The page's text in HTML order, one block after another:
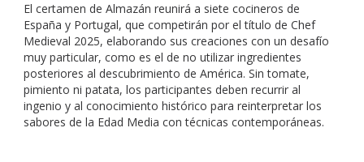
El certamen de Almazán reunirá a siete cocineros de
España y Portugal, que competirán por el título de Chef
Medieval 2025, elaborando sus creaciones con un desafío
muy particular, como es el de no utilizar ingredientes
posteriores al descubrimiento de América. Sin tomate,
pimiento ni patata, los participantes deben recurrir al
ingenio y al conocimiento histórico para reinterpretar los
sabores de la Edad Media con técnicas contemporáneas.